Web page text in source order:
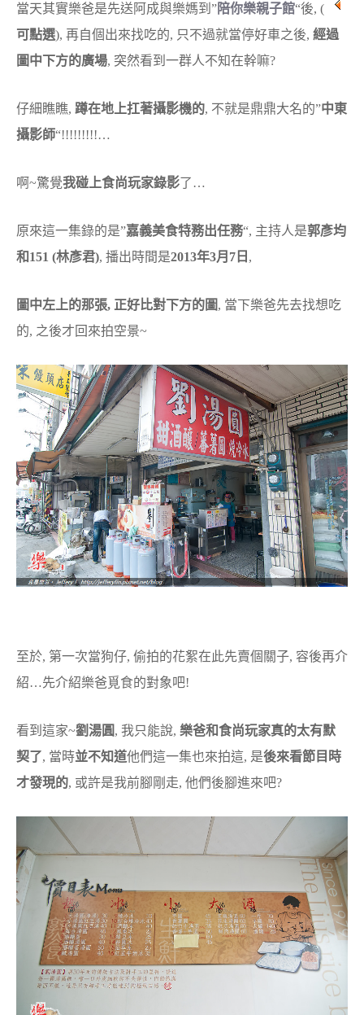
當天其實樂爸是先送阿成與樂媽到”陪你樂親子館“後, (
可點選), 再自個出來找吃的, 只不過就當停好車之後, 經過
圖中下方的廣場, 突然看到一群人不知在幹嘛?
仔細瞧瞧, 蹲在地上扛著攝影機的, 不就是鼎鼎大名的”中東
攝影師“!!!!!!!!!…
啊~驚覺我碰上食尚玩家錄影了…
原來這一集錄的是”嘉義美食特務出任務“, 主持人是郭彥均
和151 (林彥君), 播出時間是2013年3月7日 ,
圖中左上的那張, 正好比對下方的圖, 當下樂爸先去找想吃
的, 之後才回來拍空景~
至於, 第一次當狗仔, 偷拍的花絮在此先賣個關子, 容後再介
紹…先介紹樂爸覓食的對象吧!
看到這家~劉湯圓, 我只能說, 樂爸和食尚玩家真的太有默
契了, 當時並不知道他們這一集也來拍這, 是後來看節目時
才發現的, 或許是我前腳剛走, 他們後腳進來吧?